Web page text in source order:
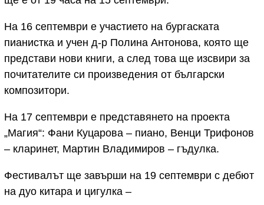
На 16 септември е участието на бургаската
пианистка и учен д-р Полина Антонова, която ще
представи нови книги, а след това ще изсвири за
почитателите си произведения от български
композитори.
На 17 септември е представянето на проекта
„Магия“: Фани Куцарова – пиано, Венци Трифонов
– кларинет, Мартин Владимиров – гъдулка.
Фестивалът ще завърши на 19 септември с дебют
на дуо китара и цигулка –